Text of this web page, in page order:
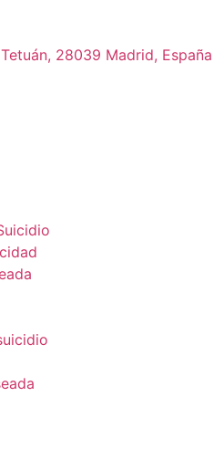
28039 Madrid, España